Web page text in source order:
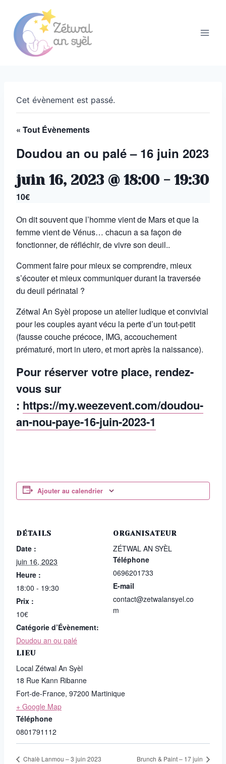
contenu
Cet évènement est passé.
« Tout Évènements
Doudou an ou palé – 16 juin 2023
juin 16, 2023 @ 18:00- 19:30
10€
On dit souvent que l’homme vient de Mars et que la
femme vient de Vénus… chacun a sa façon de
fonctionner, de réfléchir, de vivre son deuil..
Comment faire pour mieux se comprendre, mieux
s’écouter et mieux communiquer durant la traversée
du deuil périnatal ?
Zétwal An Syèl propose un atelier ludique et convivial
pour les couples ayant vécu la perte d’un tout-petit
(fausse couche précoce, IMG, accouchement
prématuré, mort in utero, et mort après la naissance).
Pour réserver votre place, rendez-
vous sur
: https://my.weezevent.com/doudou-
an-nou-paye-16-juin-2023-1
Ajouter au calendrier
DÉTAILS
Date :
juin 16, 2023
Heure :
18:00 - 19:30
Prix :
10€
Catégorie d’Évènement:
Doudou an ou palé
LIEU
Local Zétwal An Syèl
18 Rue Kann Ribanne
Fort-de-France, 97200 Martinique
+ Google Map
Téléphone
0801791112
ORGANISATEUR
ZÉTWAL AN SYÈL
Téléphone
0696201733
E-mail
contact@zetwalansyel.co
m
Chalè Lanmou – 3 juin 2023 Brunch & Paint – 17 juin